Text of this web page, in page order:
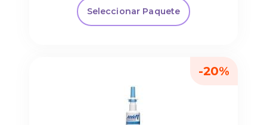
Seleccionar Paquete
-20%